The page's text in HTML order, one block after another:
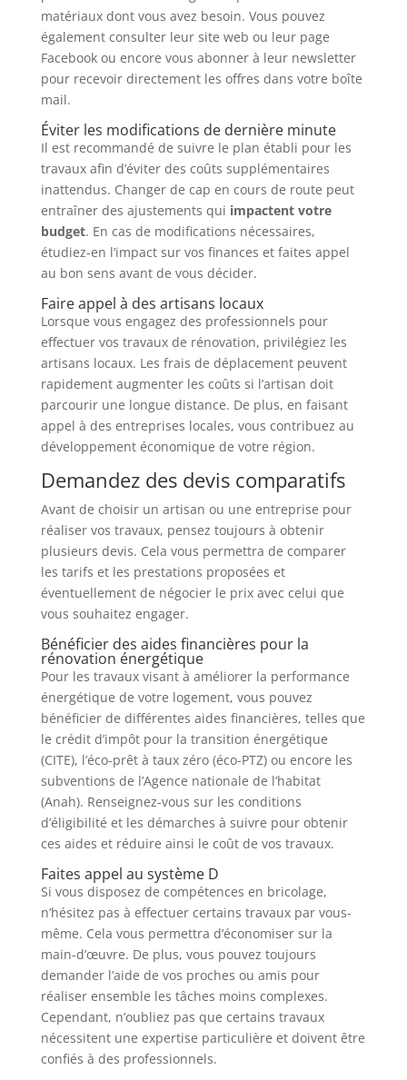
matériaux dont vous avez besoin. Vous pouvez
également consulter leur site web ou leur page
Facebook ou encore vous abonner à leur newsletter
pour recevoir directement les offres dans votre boîte
mail.
Éviter les modifications de dernière minute
Il est recommandé de suivre le plan établi pour les
travaux afin d’éviter des coûts supplémentaires
inattendus. Changer de cap en cours de route peut
entraîner des ajustements qui impactent votre
budget. En cas de modifications nécessaires,
étudiez-en l’impact sur vos finances et faites appel
au bon sens avant de vous décider.
Faire appel à des artisans locaux
Lorsque vous engagez des professionnels pour
effectuer vos travaux de rénovation, privilégiez les
artisans locaux. Les frais de déplacement peuvent
rapidement augmenter les coûts si l’artisan doit
parcourir une longue distance. De plus, en faisant
appel à des entreprises locales, vous contribuez au
développement économique de votre région.
Demandez des devis comparatifs
Avant de choisir un artisan ou une entreprise pour
réaliser vos travaux, pensez toujours à obtenir
plusieurs devis. Cela vous permettra de comparer
les tarifs et les prestations proposées et
éventuellement de négocier le prix avec celui que
vous souhaitez engager.
Bénéficier des aides financières pour la
rénovation énergétique
Pour les travaux visant à améliorer la performance
énergétique de votre logement, vous pouvez
bénéficier de différentes aides financières, telles que
le crédit d’impôt pour la transition énergétique
(CITE), l’éco-prêt à taux zéro (éco-PTZ) ou encore les
subventions de l’Agence nationale de l’habitat
(Anah). Renseignez-vous sur les conditions
d’éligibilité et les démarches à suivre pour obtenir
ces aides et réduire ainsi le coût de vos travaux.
Faites appel au système D
Si vous disposez de compétences en bricolage,
n’hésitez pas à effectuer certains travaux par vous-
même. Cela vous permettra d’économiser sur la
main-d’œuvre. De plus, vous pouvez toujours
demander l’aide de vos proches ou amis pour
réaliser ensemble les tâches moins complexes.
Cependant, n’oubliez pas que certains travaux
nécessitent une expertise particulière et doivent être
confiés à des professionnels.